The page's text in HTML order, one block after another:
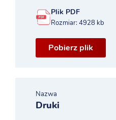
Plik PDF
Rozmiar: 4928 kb
Pobierz plik
Nazwa
Druki